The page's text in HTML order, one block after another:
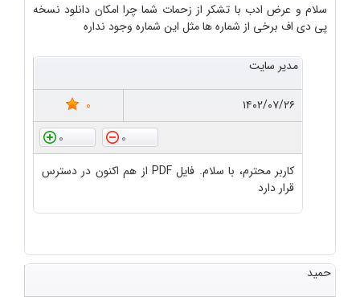
سلام و عرض ادب با تشکر از زحمات شما چرا امکان دانلود نسخه
پی دی اف برخی از شماره ها مثل این شماره وجود نداره
مدیر سایت
۱۴۰۲/۰۷/۲۶
0
0
0
کاربر محترم، با سلام. فایل PDF از هم اکنون در دسترس
قرار دارد
حمید